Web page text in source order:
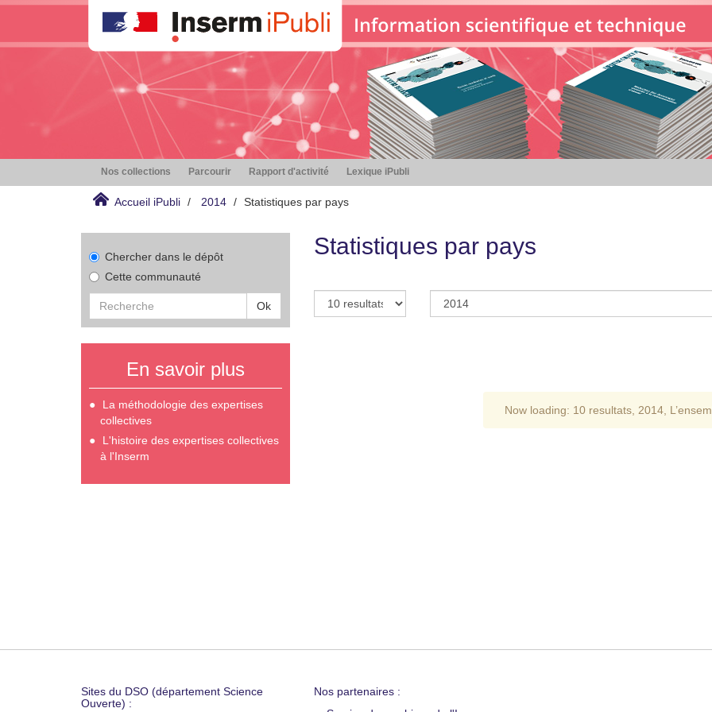
Nos collections Parcourir Rapport d'activité Lexique iPubli
Accueil iPubli 2014 Statistiques par pays
Chercher dans le dépôt
Cette communauté
Ok
En savoir plus
La méthodologie des expertises
collectives
L'histoire des expertises collectives
à l'Inserm
Statistiques par pays
Now loading: 10 resultats 2014
Sites du DSO (département Science
Ouverte) :
Nos partenaires :